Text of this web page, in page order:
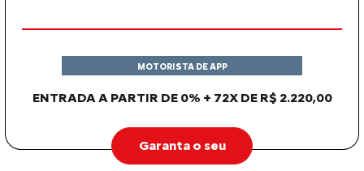
ENTRADA A PARTIR DE 0% + 72X DE R$ 2.220,00
MOTORISTA DE APP
Garanta o seu